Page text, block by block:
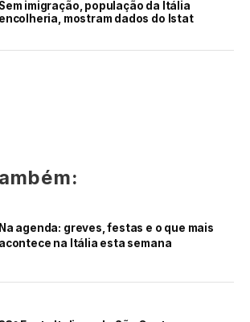
Sem imigração, população da Itália
encolheria, mostram dados do Istat
Na agenda: greves, festas e o que mais
acontece na Itália esta semana